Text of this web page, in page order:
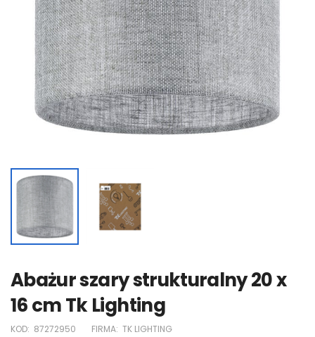
Abażur szary strukturalny 20 x
16 cm Tk Lighting
KOD: 87272950 FIRMA: TK LIGHTING